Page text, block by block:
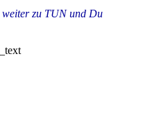
zu TUN und Du